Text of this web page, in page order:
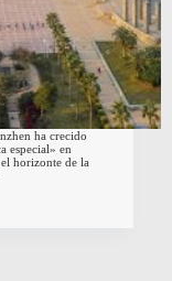
ha crecido
especial» en
horizonte de la